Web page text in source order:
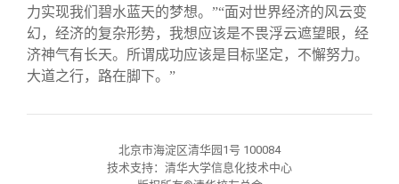
力实现我们碧水蓝天的梦想。”“面对世界经济的风云变
幻，经济的复杂形势，我想应该是不畏浮云遮望眼，经
济神气有长天。所谓成功应该是目标坚定，不懈努力。
大道之行，路在脚下。”
北京市海淀区清华园1号 100084
技术支持：清华大学信息化技术中心